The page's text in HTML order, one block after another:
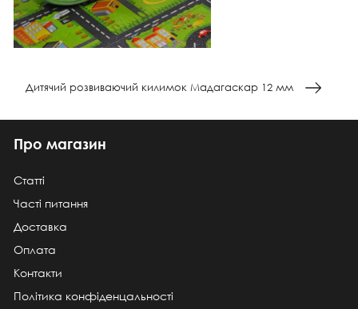
Дитячий розвиваючий килимок Мадагаскар 12 мм
Про магазин
Статті
Часті питання
Доставка
Оплата
Контакти
Політика конфіденцальності